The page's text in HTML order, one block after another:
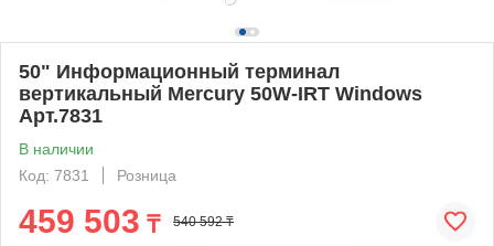
50" Информационный терминал
вертикальный Mercury 50W-IRT Windows
Арт.7831
В наличии
Код: 7831
Розница
459 503 ₸ 540 592 ₸